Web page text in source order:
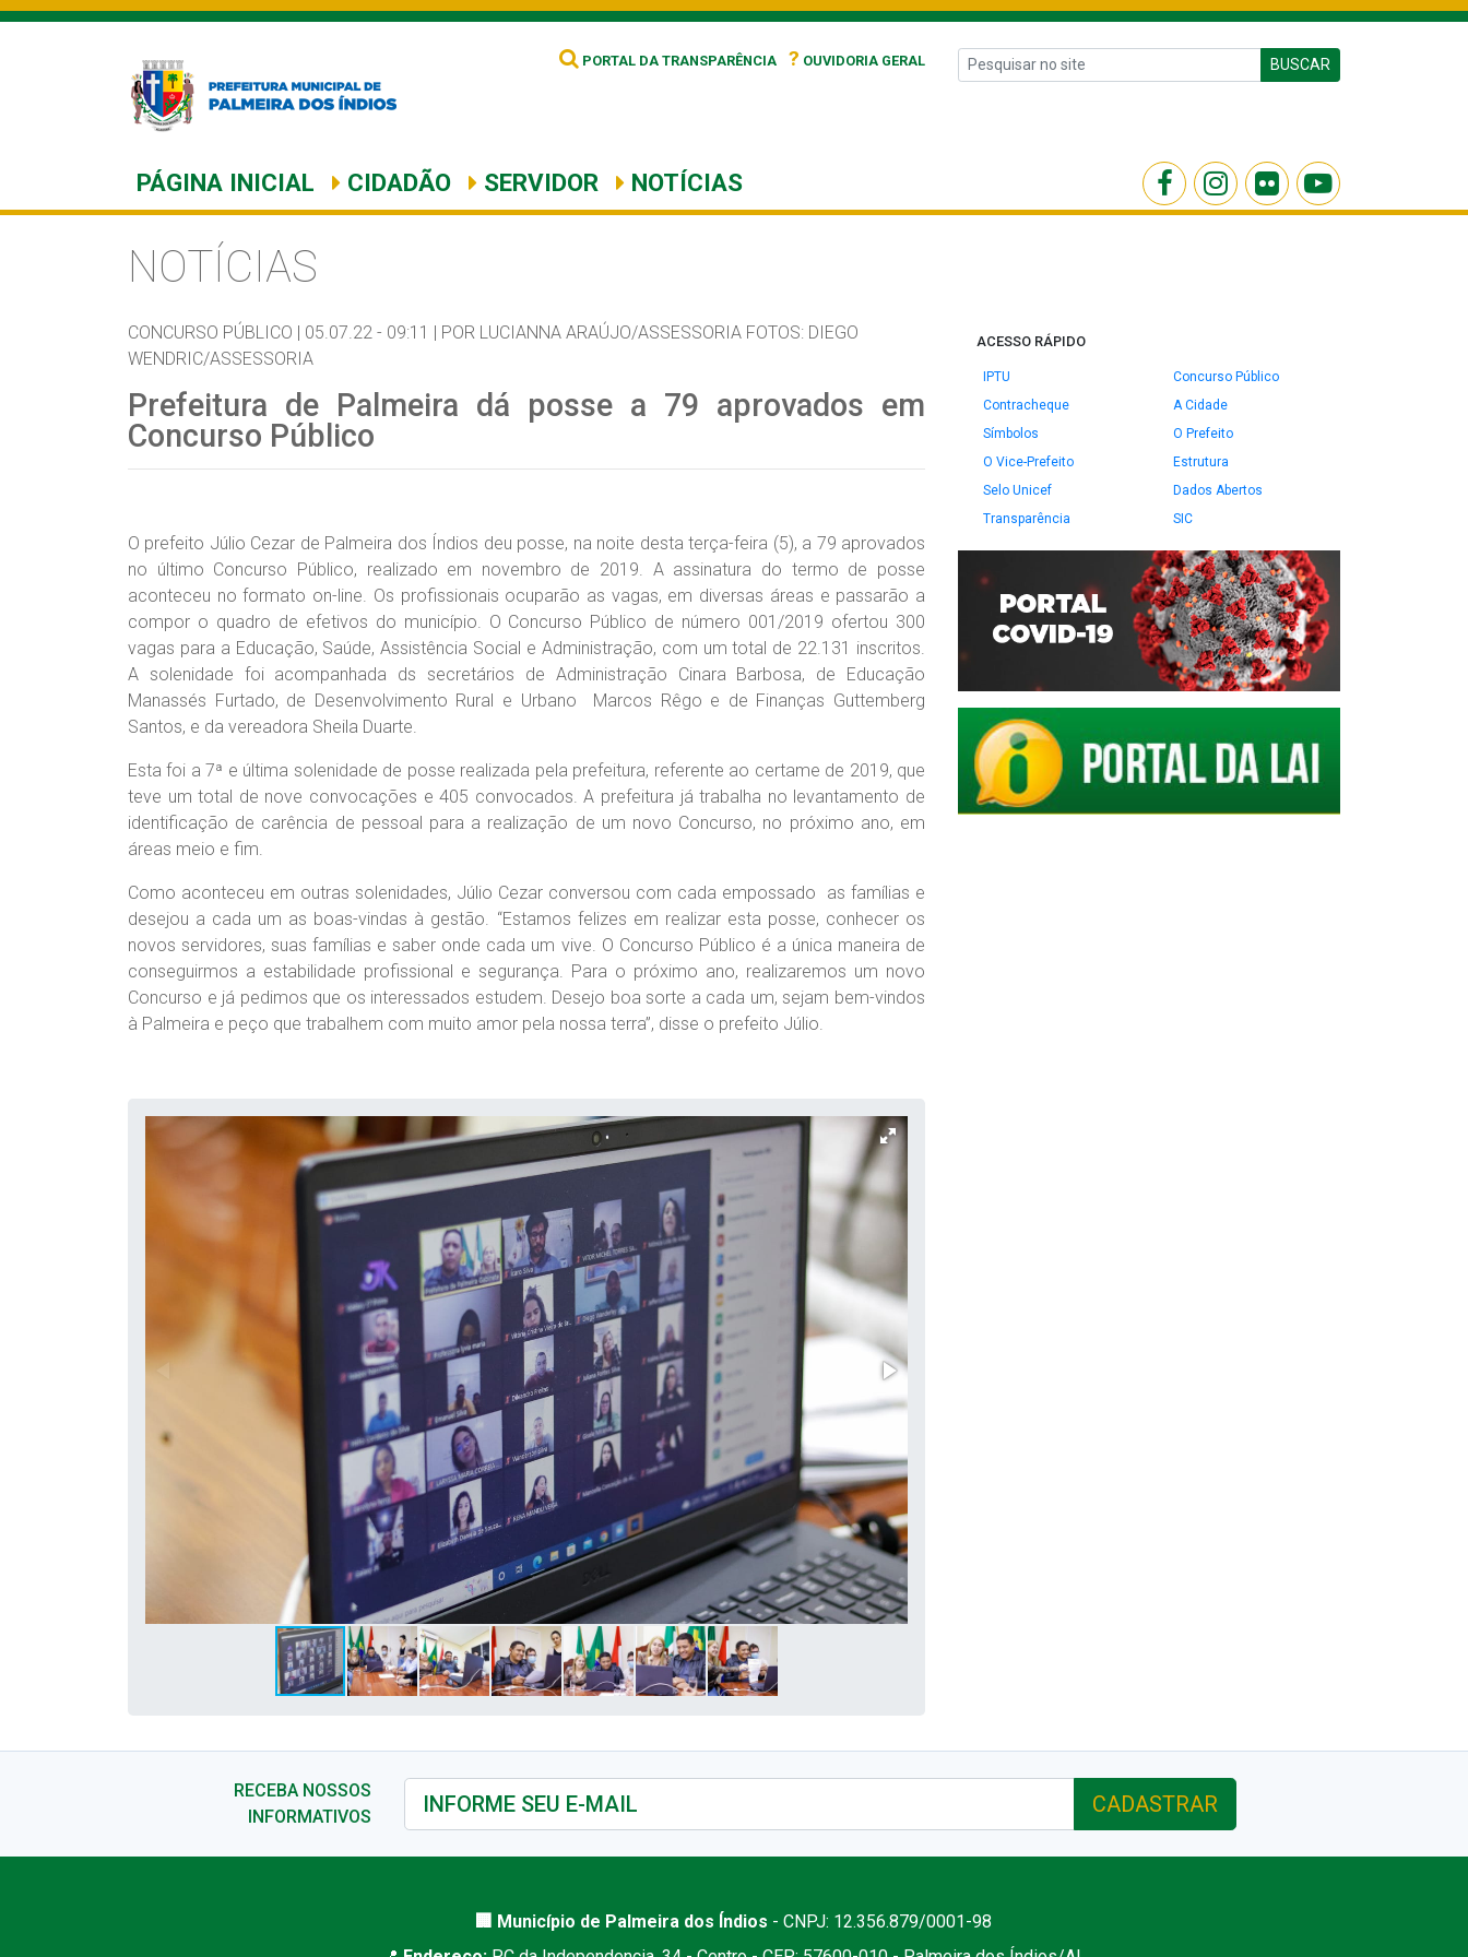
PORTAL DA TRANSPARÊNCIA ? OUVIDORIA GERAL BUSCAR
PÁGINA INICIAL CIDADÃO SERVIDOR NOTÍCIAS
NOTÍCIAS
CONCURSO PÚBLICO | 05.07.22 - 09:11 | POR LUCIANNA ARAÚJO/ASSESSORIA FOTOS: DIEGO
WENDRIC/ASSESSORIA
Prefeitura de Palmeira dá posse a 79 aprovados em
Concurso Público
O prefeito Júlio Cezar de Palmeira dos Índios deu posse, na noite desta terça-feira (5), a 79 aprovados
no último Concurso Público, realizado em novembro de 2019. A assinatura do termo de posse
aconteceu no formato on-line. Os profissionais ocuparão as vagas, em diversas áreas e passarão a
compor o quadro de efetivos do município. O Concurso Público de número 001/2019 ofertou 300
vagas para a Educação, Saúde, Assistência Social e Administração, com um total de 22.131 inscritos.
A solenidade foi acompanhada ds secretários de Administração Cinara Barbosa, de Educação
Manassés Furtado, de Desenvolvimento Rural e Urbano Marcos Rêgo e de Finanças Guttemberg
Santos, e da vereadora Sheila Duarte.
Esta foi a 7ª e última solenidade de posse realizada pela prefeitura, referente ao certame de 2019, que
teve um total de nove convocações e 405 convocados. A prefeitura já trabalha no levantamento de
identificação de carência de pessoal para a realização de um novo Concurso, no próximo ano, em
áreas meio e fim.
Como aconteceu em outras solenidades, Júlio Cezar conversou com cada empossado as famílias e
desejou a cada um as boas-vindas à gestão. “Estamos felizes em realizar esta posse, conhecer os
novos servidores, suas famílias e saber onde cada um vive. O Concurso Público é a única maneira de
conseguirmos a estabilidade profissional e segurança. Para o próximo ano, realizaremos um novo
Concurso e já pedimos que os interessados estudem. Desejo boa sorte a cada um, sejam bem-vindos
à Palmeira e peço que trabalhem com muito amor pela nossa terra”, disse o prefeito Júlio.
ACESSO RÁPIDO
IPTU
Concurso Público
Contracheque
A Cidade
Símbolos
O Prefeito
O Vice-Prefeito
Estrutura
Selo Unicef
Dados Abertos
Transparência
SIC
RECEBA NOSSOS
INFORMATIVOS
CADASTRAR
🏢 Município de Palmeira dos Índios - CNPJ: 12.356.879/0001-98